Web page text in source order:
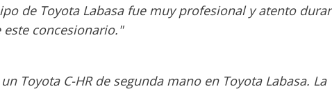
de Toyota Labasa fue muy profesional y atento
concesionario."
Toyota C-HR de segunda mano en Toyota Labasa. La